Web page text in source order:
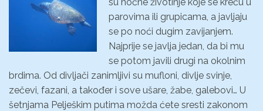
parovima ili grupicama, a javljaju
se po noći dugim zavijanjem.
Najprije se javlja jedan, da bi mu
se potom javili drugi na okolnim
brdima. Od divljači zanimljivi su mufloni, divlje svinje,
zečevi, fazani, a također i sove ušare, žabe, galebovi… U
šetnjama Pelješkim putima možda ćete sresti zakonom